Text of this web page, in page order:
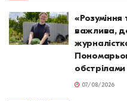
важлива,
07/08/2026